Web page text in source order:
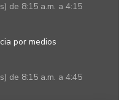
de 8:15 a.m. a 4:15
por medios
de 8:15 a.m. a 4:45